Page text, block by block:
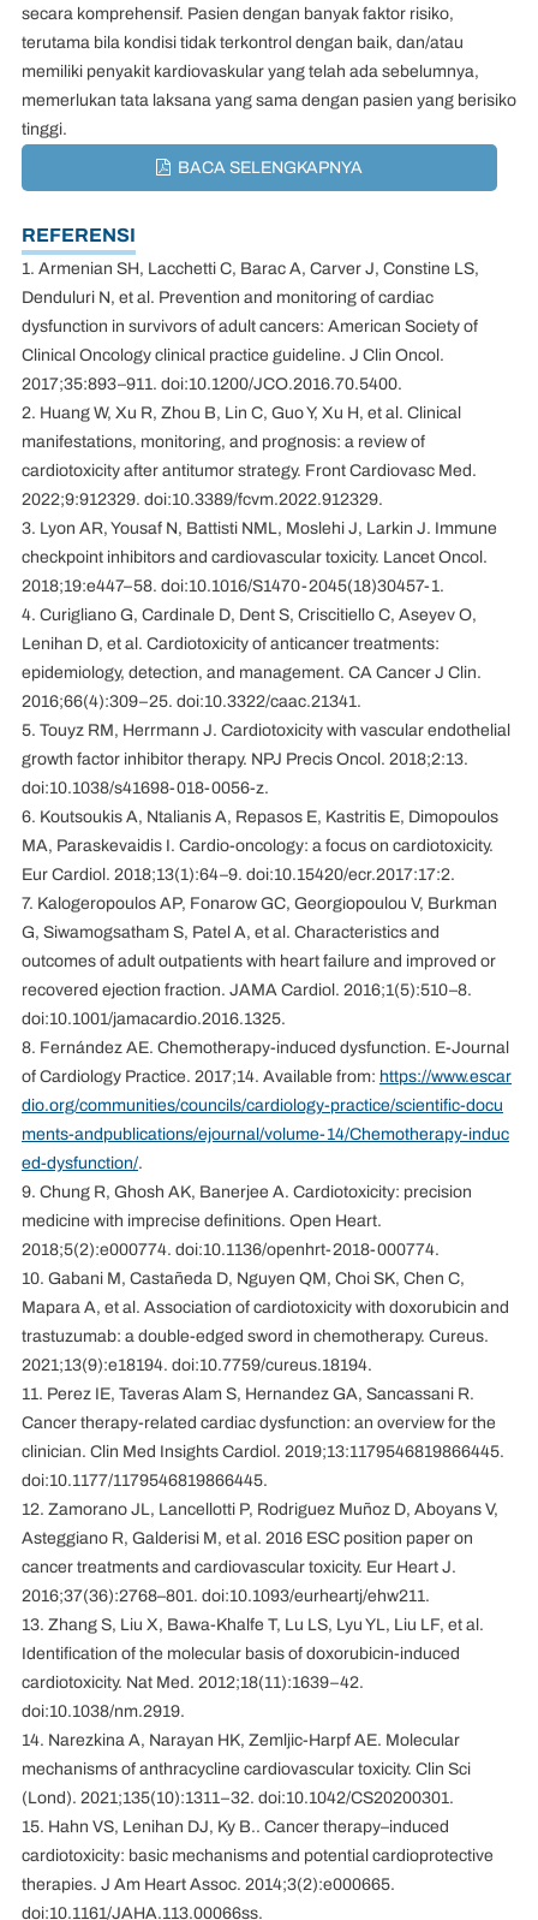
secara komprehensif. Pasien dengan banyak faktor risiko,
terutama bila kondisi tidak terkontrol dengan baik, dan/atau
memiliki penyakit kardiovaskular yang telah ada sebelumnya,
memerlukan tata laksana yang sama dengan pasien yang berisiko
tinggi.
BACA SELENGKAPNYA
REFERENSI
1. Armenian SH, Lacchetti C, Barac A, Carver J, Constine LS,
Denduluri N, et al. Prevention and monitoring of cardiac
dysfunction in survivors of adult cancers: American Society of
Clinical Oncology clinical practice guideline. J Clin Oncol.
2017;35:893–911. doi:10.1200/JCO.2016.70.5400.
2. Huang W, Xu R, Zhou B, Lin C, Guo Y, Xu H, et al. Clinical
manifestations, monitoring, and prognosis: a review of
cardiotoxicity after antitumor strategy. Front Cardiovasc Med.
2022;9:912329. doi:10.3389/fcvm.2022.912329.
3. Lyon AR, Yousaf N, Battisti NML, Moslehi J, Larkin J. Immune
checkpoint inhibitors and cardiovascular toxicity. Lancet Oncol.
2018;19:e447–58. doi:10.1016/S1470-2045(18)30457-1.
4. Curigliano G, Cardinale D, Dent S, Criscitiello C, Aseyev O,
Lenihan D, et al. Cardiotoxicity of anticancer treatments:
epidemiology, detection, and management. CA Cancer J Clin.
2016;66(4):309–25. doi:10.3322/caac.21341.
5. Touyz RM, Herrmann J. Cardiotoxicity with vascular endothelial
growth factor inhibitor therapy. NPJ Precis Oncol. 2018;2:13.
doi:10.1038/s41698-018-0056-z.
6. Koutsoukis A, Ntalianis A, Repasos E, Kastritis E, Dimopoulos
MA, Paraskevaidis I. Cardio-oncology: a focus on cardiotoxicity.
Eur Cardiol. 2018;13(1):64–9. doi:10.15420/ecr.2017:17:2.
7. Kalogeropoulos AP, Fonarow GC, Georgiopoulou V, Burkman
G, Siwamogsatham S, Patel A, et al. Characteristics and
outcomes of adult outpatients with heart failure and improved or
recovered ejection fraction. JAMA Cardiol. 2016;1(5):510–8.
doi:10.1001/jamacardio.2016.1325.
8. Fernández AE. Chemotherapy-induced dysfunction. E-Journal
of Cardiology Practice. 2017;14. Available from:https://www.escar
dio.org/communities/councils/cardiology-practice/scientific-docu
ments-andpublications/ejournal/volume-14/Chemotherapy-induc
ed-dysfunction/.
9. Chung R, Ghosh AK, Banerjee A. Cardiotoxicity: precision
medicine with imprecise definitions. Open Heart.
2018;5(2):e000774. doi:10.1136/openhrt-2018-000774.
10. Gabani M, Castañeda D, Nguyen QM, Choi SK, Chen C,
Mapara A, et al. Association of cardiotoxicity with doxorubicin and
trastuzumab: a double-edged sword in chemotherapy. Cureus.
2021;13(9):e18194. doi:10.7759/cureus.18194.
11. Perez IE, Taveras Alam S, Hernandez GA, Sancassani R.
Cancer therapy-related cardiac dysfunction: an overview for the
clinician. Clin Med Insights Cardiol. 2019;13:1179546819866445.
doi:10.1177/1179546819866445.
12. Zamorano JL, Lancellotti P, Rodriguez Muñoz D, Aboyans V,
Asteggiano R, Galderisi M, et al. 2016 ESC position paper on
cancer treatments and cardiovascular toxicity. Eur Heart J.
2016;37(36):2768–801. doi:10.1093/eurheartj/ehw211.
13. Zhang S, Liu X, Bawa-Khalfe T, Lu LS, Lyu YL, Liu LF, et al.
Identification of the molecular basis of doxorubicin-induced
cardiotoxicity. Nat Med. 2012;18(11):1639–42.
doi:10.1038/nm.2919.
14. Narezkina A, Narayan HK, Zemljic-Harpf AE. Molecular
mechanisms of anthracycline cardiovascular toxicity. Clin Sci
(Lond). 2021;135(10):1311–32. doi:10.1042/CS20200301.
15. Hahn VS, Lenihan DJ, Ky B.. Cancer therapy–induced
cardiotoxicity: basic mechanisms and potential cardioprotective
therapies. J Am Heart Assoc. 2014;3(2):e000665.
doi:10.1161/JAHA.113.00066ss.